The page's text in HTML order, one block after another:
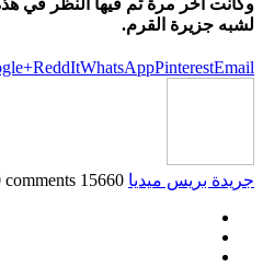
وكانت آخر مرة تم فيها النظر في
لشبه جزيرة القرم.
ReddItWhatsAppPinterestEmail
جريدة بريس ميديا 15660 posts
comments